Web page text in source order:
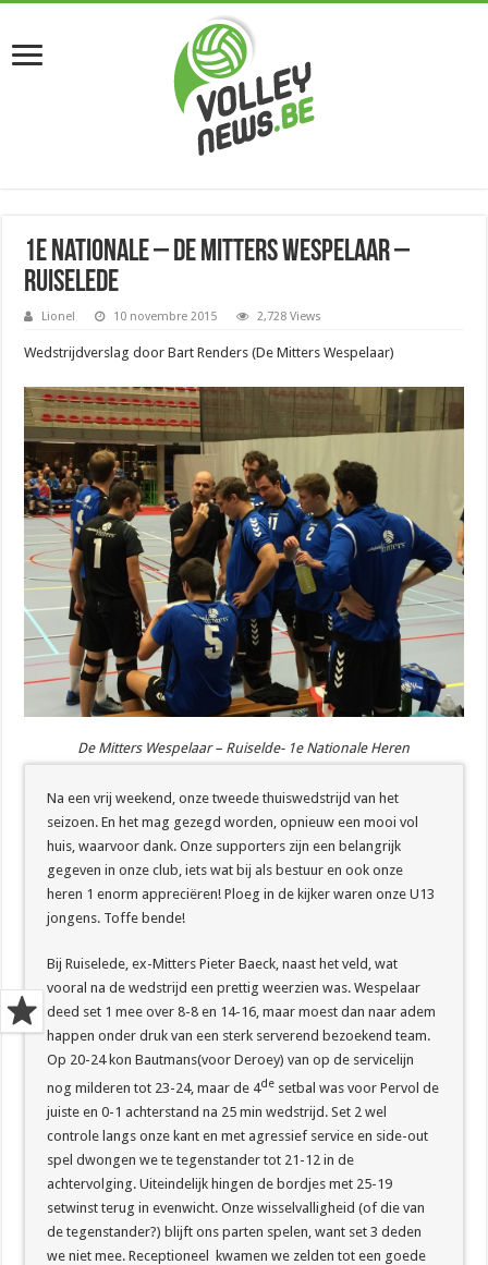
1e Nationale – De Mitters Wespelaar –
Ruiselede
Lionel 10 novembre 2015 2,728 Views
Wedstrijdverslag door Bart Renders (De Mitters Wespelaar)
De Mitters Wespelaar – Ruiselde- 1e Nationale Heren
Na een vrij weekend, onze tweede thuiswedstrijd van het
seizoen. En het mag gezegd worden, opnieuw een mooi vol
huis, waarvoor dank. Onze supporters zijn een belangrijk
gegeven in onze club, iets wat bij als bestuur en ook onze
heren 1 enorm appreciëren! Ploeg in de kijker waren onze U13
jongens. Toffe bende!
Bij Ruiselede, ex-Mitters Pieter Baeck, naast het veld, wat
vooral na de wedstrijd een prettig weerzien was. Wespelaar
deed set 1 mee over 8-8 en 14-16, maar moest dan naar adem
happen onder druk van een sterk serverend bezoekend team.
Op 20-24 kon Bautmans(voor Deroey) van op de servicelijn
nog milderen tot 23-24, maar de 4de setbal was voor Pervol de
juiste en 0-1 achterstand na 25 min wedstrijd. Set 2 wel
controle langs onze kant en met agressief service en side-out
spel dwongen we te tegenstander tot 21-12 in de
achtervolging. Uiteindelijk hingen de bordjes met 25-19
setwinst terug in evenwicht. Onze wisselvalligheid (of die van
de tegenstander?) blijft ons parten spelen, want set 3 deden
we niet mee. Receptioneel kwamen we zelden tot een goede